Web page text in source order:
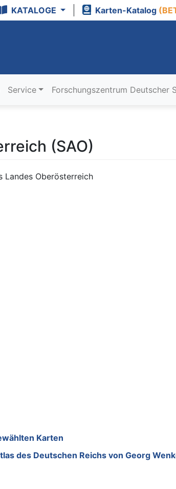
KATALOGE Karten-Katalog
Service Forschungszentrum Deutscher
(SAO)
Oberösterreich
Karten
des Deutschen Reichs von Georg